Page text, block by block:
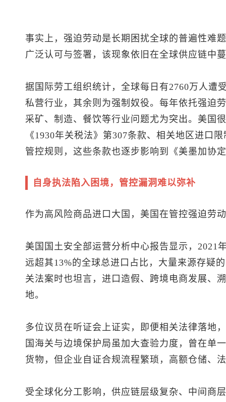
事实上，强迫劳动是长期困扰全球的普遍性难
广泛认可与签署，该现象依旧在全球供应链中
据国际劳工组织统计，全球每日有2760万人遭
私营行业，其余则为强制奴役。每年依托强迫
采矿、制造、餐饮等行业问题尤为突出。美国
《1930年关税法》第307条款、相关地区进口
管控规则，这些条款也逐步影响到《美墨加协
自身执法陷入困境，管控漏洞难以弥补
作为高风险商品进口大国，美国在管控强迫劳
美国国土安全部运营分析中心报告显示，2021
远超其13%的全球总进口占比，大量来源存疑
关法案时也坦言，进口造假、跨境电商发展、
地。
多位议员在听证会上证实，即便相关法律落地
国海关与边境保护局虽加大查验力度，曾在单
货物，但企业自证合规流程繁琐，高额仓储、
受全球化分工影响，供应链层级复杂、中间商